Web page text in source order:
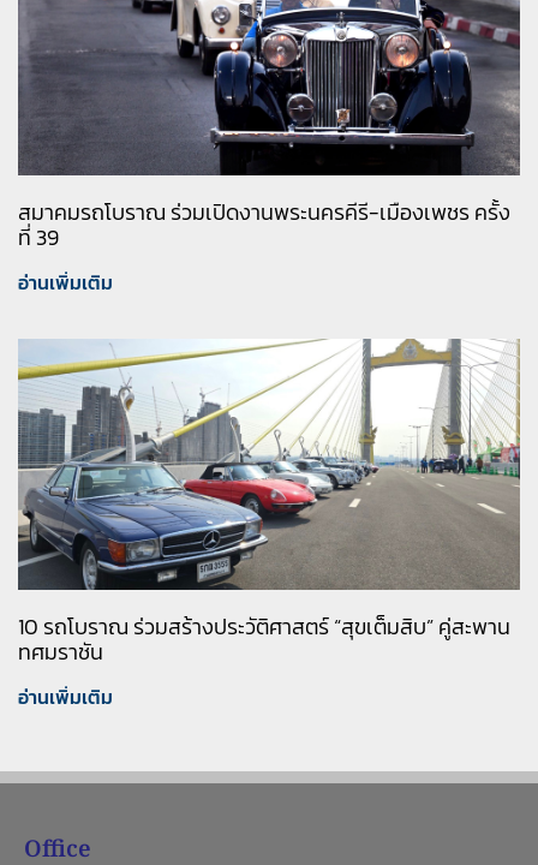
สมาคมรถโบราณ ร่วมเปิดงานพระนครคีรี-เมืองเพชร ครั้ง
ที่ 39
อ่านเพิ่มเติม
10 รถโบราณ ร่วมสร้างประวัติศาสตร์ “สุขเต็มสิบ” คู่สะพาน
ทศมราชัน
อ่านเพิ่มเติม
Office